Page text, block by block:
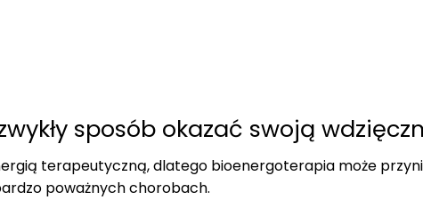
sposób okazać swoją
terapeutyczną, dlatego bioenergoterapia może
poważnych chorobach.